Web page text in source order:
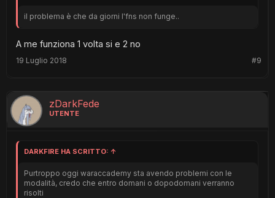
il problema è che da giorni l'fns non funge..
A me funziona 1 volta si e 2 no
#9
19 Luglio 2018
zDarkFede
UTENTE
DARKFIRE HA SCRITTO: ↑
Purtroppo oggi waraccademy sta avendo problemi con le
modalità, credo che entro domani o dopodomani verranno
risolti